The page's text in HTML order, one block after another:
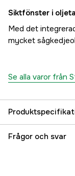
Siktfönster i
Med det
mycket
Se alla varor från
Längd
Frågor och svar